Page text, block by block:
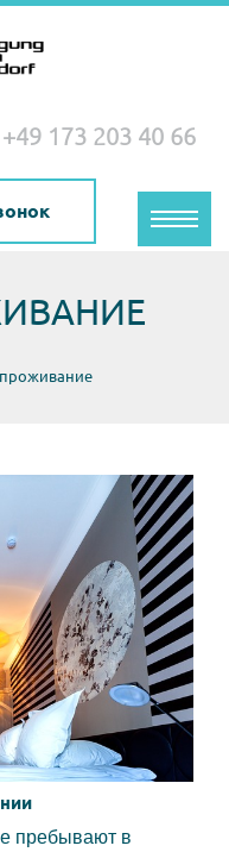
+49 173 203 40 66
Toggle
пребывают в